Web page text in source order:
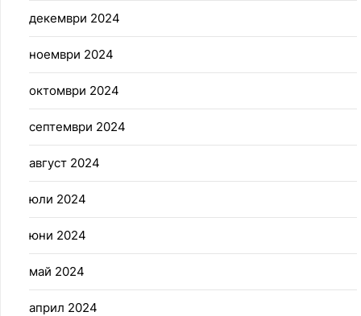
декември 2024
ноември 2024
октомври 2024
септември 2024
август 2024
юли 2024
юни 2024
май 2024
април 2024